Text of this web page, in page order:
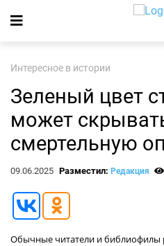
Интересное в истории
Зеленый цвет
может
смертельную
09.06.2025 Разместил: Редакция
Обычные читатели и библиофилы